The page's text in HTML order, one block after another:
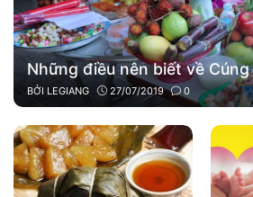
Những điều nên biết về
BỞI LEGIANG 27/07/2019 0